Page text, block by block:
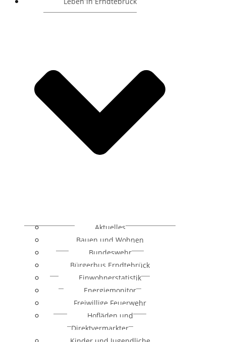
Aktuelles
Bauen und Wohnen
Bundeswehr
Bürgerbus Erndtebrück
Einwohnerstatistik
Energiemonitor
Freiwillige Feuerwehr
Hofläden und
Direktvermarkter